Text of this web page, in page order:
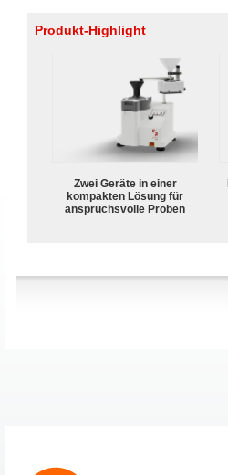
Produkt-Highlight
Zwei Geräte in einer
kompakten Lösung für
anspruchsvolle Proben